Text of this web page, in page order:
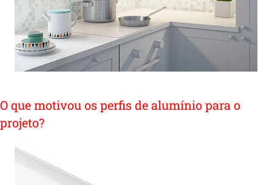
O que motivou os perfis de alumínio para o
projeto?